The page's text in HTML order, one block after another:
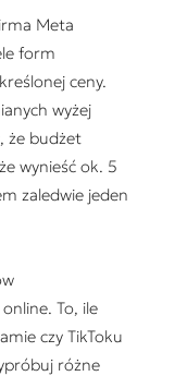
Meta
form
ceny.
wyżej
że budżet
wynieść ok. 5
zaledwie jeden
To, ile
czy TikToku
różne